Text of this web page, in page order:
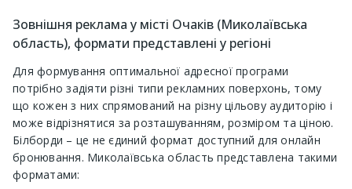
Зовнішня реклама у місті Очаків (Миколаївська
область), формати представлені у регіоні
Для формування оптимальної адресної програми
потрібно задіяти різні типи рекламних поверхонь, тому
що кожен з них спрямований на різну цільову аудиторію і
може відрізнятися за розташуванням, розміром та ціною.
Білборди – це не єдиний формат доступний для онлайн
бронювання. Миколаївська область представлена ​​такими
форматами: